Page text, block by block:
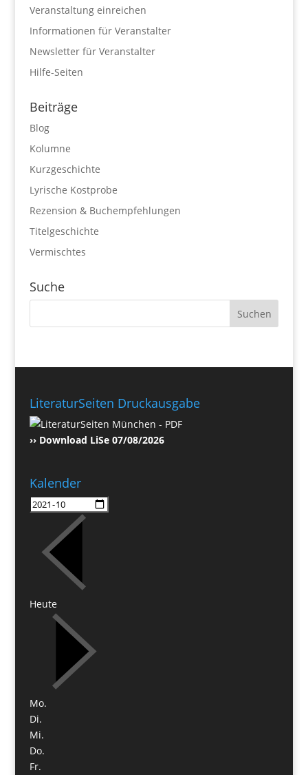
Veranstaltung einreichen
Informationen für Veranstalter
Newsletter für Veranstalter
Hilfe-Seiten
Beiträge
Blog
Kolumne
Kurzgeschichte
Lyrische Kostprobe
Rezension & Buchempfehlungen
Titelgeschichte
Vermischtes
Suche
LiteraturSeiten Druckausgabe
›› Download LiSe 07/08/2026
Kalender
Heute
Mo.
Di.
Mi.
Do.
Fr.